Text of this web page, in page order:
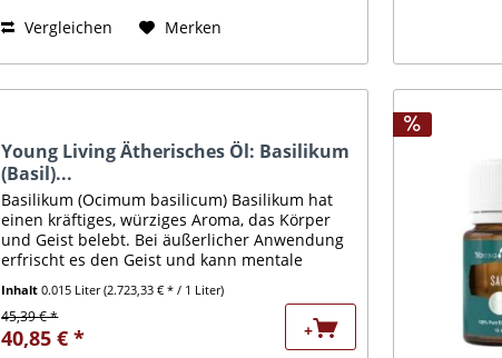
Vergleichen Merken
Young Living Ätherisches Öl: Basilikum
(Basil)...
Basilikum (Ocimum basilicum) Basilikum hat
einen kräftiges, würziges Aroma, das Körper
und Geist belebt. Bei äußerlicher Anwendung
erfrischt es den Geist und kann mentale
Massage angewendet, Muskeln...
Inhalt0.015 Liter(2.723,33 € * / 1 Liter)
45,39 € *
40,85 € * +